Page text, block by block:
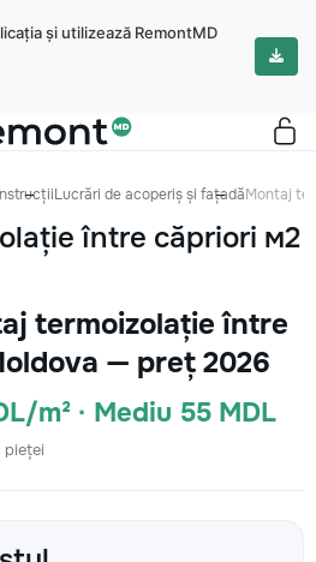
și utilizează RemontMD
Lucrări de acoperiș și fațadăMontaj
între căpriori м2
termoizolație între
— preț 2026
m² · Mediu 55 MDL
pieței